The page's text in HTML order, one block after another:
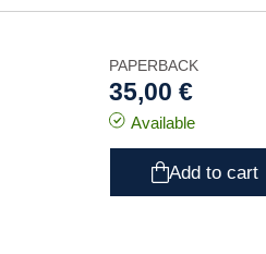
PAPERBACK
35,00 €
Available
Add to cart